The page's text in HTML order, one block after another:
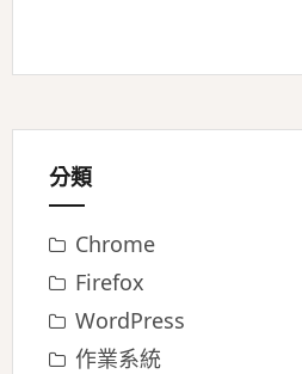
分類
Chrome
Firefox
WordPress
作業系統